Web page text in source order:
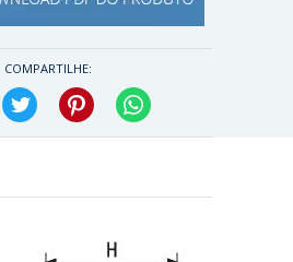
COMPARTILHE:
Twitter Pinterest